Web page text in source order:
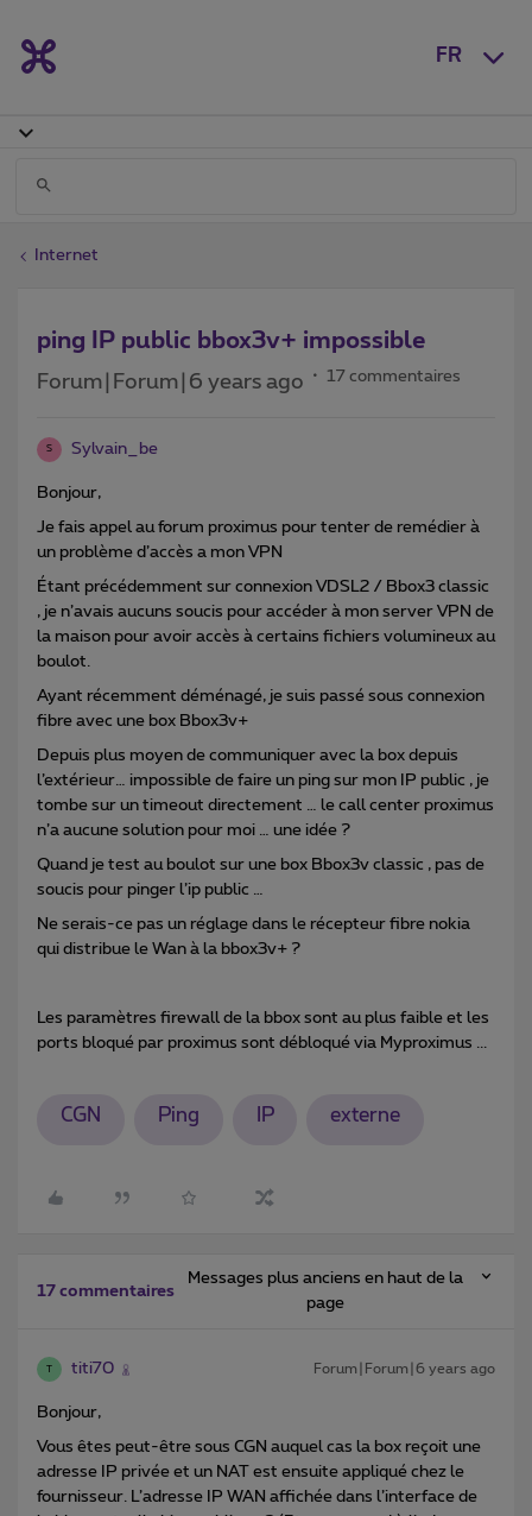
FR
Internet
ping IP public bbox3v+ impossible
Forum|Forum|6 years ago 17 commentaires
S Sylvain_be
Bonjour,
Je fais appel au forum proximus pour tenter de remédier à
un problème d’accès a mon VPN
Étant précédemment sur connexion VDSL2 / Bbox3 classic
, je n’avais aucuns soucis pour accéder à mon server VPN de
la maison pour avoir accès à certains fichiers volumineux au
boulot.
Ayant récemment déménagé, je suis passé sous connexion
fibre avec une box Bbox3v+
Depuis plus moyen de communiquer avec la box depuis
l’extérieur… impossible de faire un ping sur mon IP public , je
tombe sur un timeout directement … le call center proximus
n’a aucune solution pour moi … une idée ?
Quand je test au boulot sur une box Bbox3v classic , pas de
soucis pour pinger l’ip public …
Ne serais-ce pas un réglage dans le récepteur fibre nokia
qui distribue le Wan à la bbox3v+ ?
Les paramètres firewall de la bbox sont au plus faible et les
ports bloqué par proximus sont débloqué via Myproximus ...
CGN Ping IP externe
17 commentaires
Messages plus anciens en haut de la
page
T titi70 Forum|Forum|6 years ago
Bonjour,
Vous êtes peut-être sous CGN auquel cas la box reçoit une
adresse IP privée et un NAT est ensuite appliqué chez le
fournisseur. L’adresse IP WAN affichée dans l’interface de